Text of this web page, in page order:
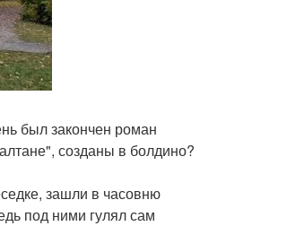
был закончен роман
созданы в болдино?
зашли в часовню
под ними гулял сам